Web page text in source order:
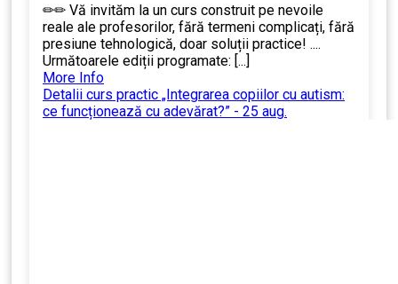
✏✏ Vă invităm la un curs construit pe nevoile
reale ale profesorilor, fără termeni complicați, fără
presiune tehnologică, doar soluții practice! ....
Următoarele ediții programate: [...]
More Info
Detalii curs practic „Integrarea copiilor cu autism:
ce funcționează cu adevărat?” - 25 aug.